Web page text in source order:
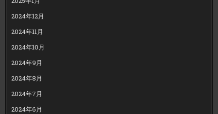
2024年12月
2024年11月
2024年10月
2024年9月
2024年8月
2024年7月
2024年6月